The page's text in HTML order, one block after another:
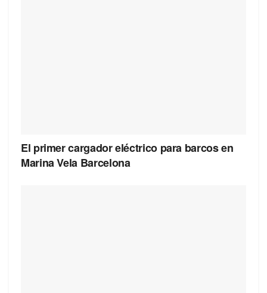
El primer cargador eléctrico para barcos en
Marina Vela Barcelona